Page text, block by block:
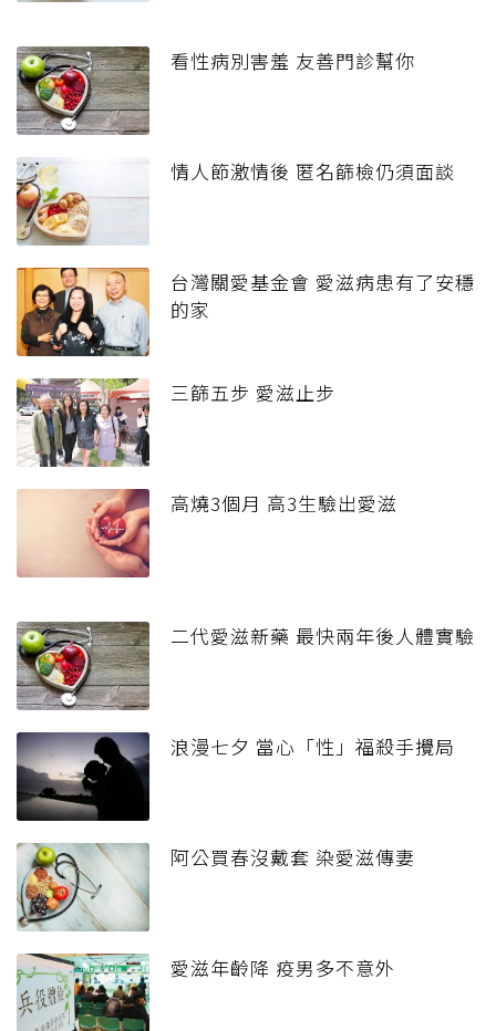
看性病別害羞 友善門診幫你
情人節激情後 匿名篩檢仍須面談
台灣關愛基金會 愛滋病患有了安穩
的家
三篩五步 愛滋止步
高燒3個月 高3生驗出愛滋
二代愛滋新藥 最快兩年後人體實驗
浪漫七夕 當心「性」福殺手攪局
阿公買春沒戴套 染愛滋傳妻
愛滋年齡降 疫男多不意外